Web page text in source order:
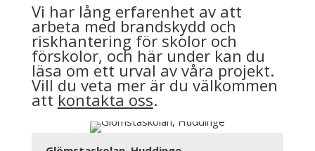
Vi har lång erfarenhet av att
arbeta med brandskydd och
riskhantering för skolor och
förskolor, och här under kan du
läsa om ett urval av våra projekt.
Vill du veta mer är du välkommen
att kontakta oss.